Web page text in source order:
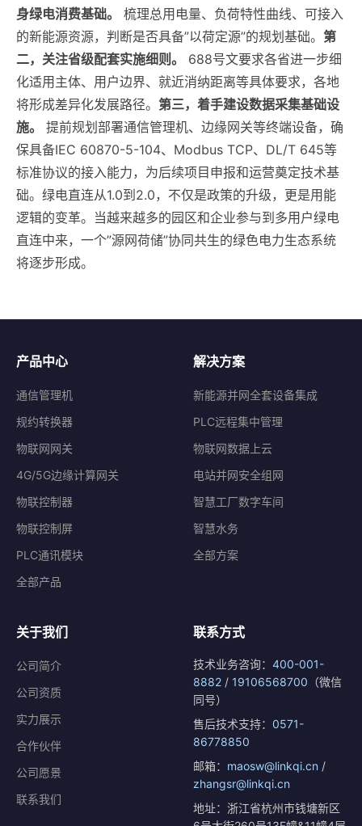
身绿电消费基础。
梳理总用电量、负荷特性曲线、可接入
的新能源资源，判断是否具备”以荷定源”的规划基础。 第
二，关注省级配套实施细则。
688号文要求各省进一步细
化适用主体、用户边界、就近消纳距离等具体要求，各地
将形成差异化发展路径。 第三，着手建设数据采集基础设
施。
提前规划部署通信管理机、边缘网关等终端设备，确
保具备IEC 60870-5-104、Modbus TCP、DL/T 645等
标准协议的接入能力，为后续项目申报和运营奠定技术基
础。绿电直连从1.0到2.0，不仅是政策的升级，更是用能
逻辑的变革。当越来越多的园区和企业参与到多用户绿电
直连中来，一个”源网荷储”协同共生的绿色电力生态系统
将逐步形成。
产品中心
通信管理机
规约转换器
物联网网关
4G/5G边缘计算网关
物联控制器
物联控制屏
PLC通讯模块
全部产品
解决方案
新能源并网全套设备集成
PLC远程集中管理
物联网数据上云
电站并网安全组网
智慧工厂数字车间
智慧水务
全部方案
关于我们
公司简介
公司资质
实力展示
合作伙伴
公司愿景
联系我们
联系方式
技术业务咨询： 400-001-
8882 / 19106568700 （微信
同号）
售后技术支持： 0571-
86778850
邮箱： maosw@linkqi.cn /
zhangsr@linkqi.cn
地址：浙江省杭州市钱塘新区